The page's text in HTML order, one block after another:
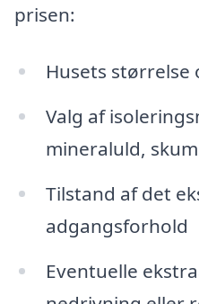
prisen:
Husets
Valg af
mineraluld,
Tilstand af det
adgangsforhold
Eventuelle